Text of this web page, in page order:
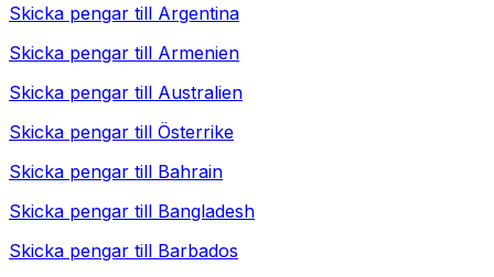
Skicka pengar till Argentina
Skicka pengar till Armenien
Skicka pengar till Australien
Skicka pengar till Österrike
Skicka pengar till Bahrain
Skicka pengar till Bangladesh
Skicka pengar till Barbados